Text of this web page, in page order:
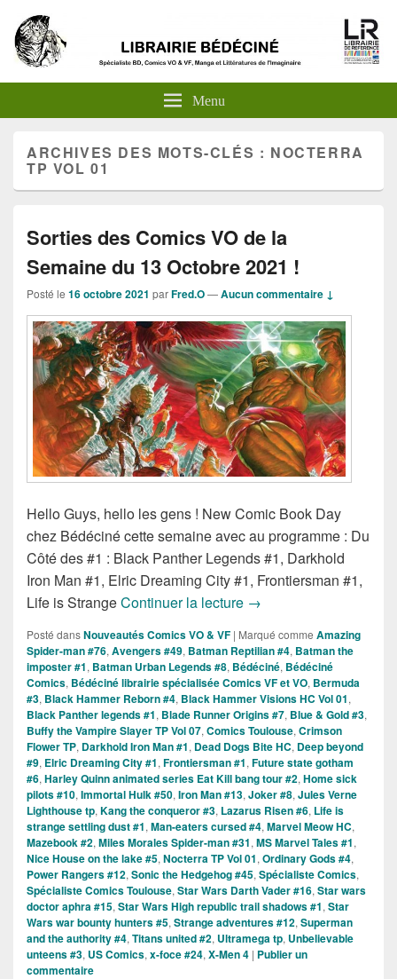
Menu
ARCHIVES DES MOTS-CLÉS : NOCTERRA
TP VOL 01
Sorties des Comics VO de la
Semaine du 13 Octobre 2021 !
Posté le 16 octobre 2021 parFred.O—Aucun commentaire ↓
Hello Guys, hello les gens ! New Comic Book Day
chez Bédéciné cette semaine avec au programme : Du
Côté des #1 : Black Panther Legends #1, Darkhold
Iron Man #1, Elric Dreaming City #1, Frontiersman #1,
Life is StrangeContinuer la lecture Sorties des Comics
→
Posté dansNouveautés Comics VO & VF | Marqué comme Amazing
Spider-man #76, Avengers #49, Batman Reptilian #4, Batman the
imposter #1, Batman Urban Legends #8, Bédéciné, Bédéciné
Comics, Bédéciné librairie spécialisée Comics VF et VO, Bermuda
#3, Black Hammer Reborn #4, Black Hammer Visions HC Vol 01,
Black Panther legends #1, Blade Runner Origins #7, Blue & Gold #3,
Buffy the Vampire Slayer TP Vol 07, Comics Toulouse, Crimson
Flower TP, Darkhold Iron Man #1, Dead Dogs Bite HC, Deep beyond
#9, Elric Dreaming City #1, Frontiersman #1, Future state gotham
#6, Harley Quinn animated series Eat Kill bang tour #2, Home sick
pilots #10, Immortal Hulk #50, Iron Man #13, Joker #8, Jules Verne
Lighthouse tp, Kang the conqueror #3, Lazarus Risen #6, Life is
strange settling dust #1, Man-eaters cursed #4, Marvel Meow HC,
Mazebook #2, Miles Morales Spider-man #31, MS Marvel Tales #1,
Nice House on the lake #5, Nocterra TP Vol 01, Ordinary Gods #4,
Power Rangers #12, Sonic the Hedgehog #45, Spécialiste Comics,
Spécialiste Comics Toulouse, Star Wars Darth Vader #16, Star wars
doctor aphra #15, Star Wars High republic trail shadows #1, Star
Wars war bounty hunters #5, Strange adventures #12, Superman
and the authority #4, Titans united #2, Ultramega tp, Unbelievable
unteens #3, US Comics, x-foce #24, X-Men 4 | Publier un
commentaire